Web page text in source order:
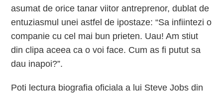
asumat de orice tanar viitor antreprenor, dublat de
entuziasmul unei astfel de ipostaze: “Sa infiintezi o
companie cu cel mai bun prieten. Uau! Am stiut
din clipa aceea ca o voi face. Cum as fi putut sa
dau inapoi?”.
Poti lectura biografia oficiala a lui Steve Jobs din